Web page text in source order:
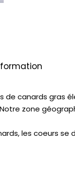
de canards gras
Notre zone
les coeurs